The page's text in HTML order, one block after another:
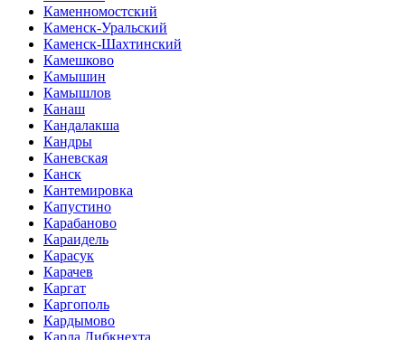
Каменномостский
Каменск-Уральский
Каменск-Шахтинский
Камешково
Камышин
Камышлов
Канаш
Кандалакша
Кандры
Каневская
Канск
Кантемировка
Капустино
Карабаново
Караидель
Карасук
Карачев
Каргат
Каргополь
Кардымово
Карла Либкнехта